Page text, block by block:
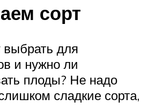
сорт
выбрать для
и нужно ли
плоды? Не надо
сладкие сорта,